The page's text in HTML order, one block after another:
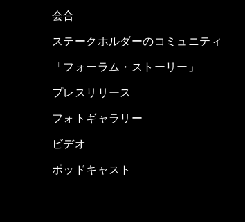
会合
ステークホルダーのコミュニティ
「フォーラム・ストーリー」
プレスリリース
フォトギャラリー
ビデオ
ポッドキャスト